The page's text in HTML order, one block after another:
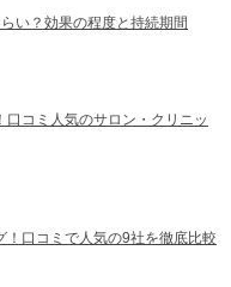
い？効果の程度と持続期間
コミ人気のサロン・クリニッ
！口コミで人気の9社を徹底比較